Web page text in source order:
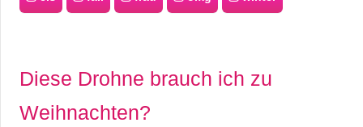
Diese Drohne brauch ich zu
Weihnachten?